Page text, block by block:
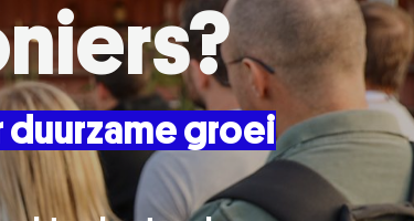
duurzame groei